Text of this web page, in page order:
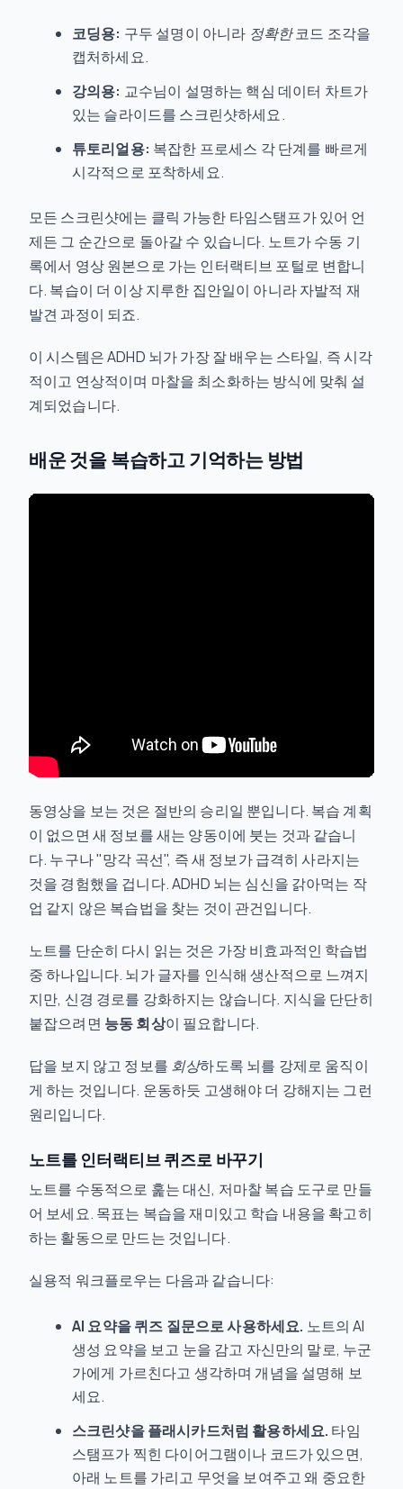
코딩용: 구두 설명이 아니라 정확한코드 조각을
캡처하세요.
강의용: 교수님이 설명하는 핵심 데이터 차트가
있는 슬라이드를 스크린샷하세요.
튜토리얼용: 복잡한 프로세스 각 단계를 빠르게
시각적으로 포착하세요.
모든 스크린샷에는 클릭 가능한 타임스탬프가 있어 언
제든 그 순간으로 돌아갈 수 있습니다. 노트가 수동 기
록에서 영상 원본으로 가는 인터랙티브 포털로 변합니
다. 복습이 더 이상 지루한 집안일이 아니라 자발적 재
발견 과정이 되죠.
이 시스템은 ADHD 뇌가 가장 잘 배우는 스타일, 즉 시각
적이고 연상적이며 마찰을 최소화하는 방식에 맞춰 설
계되었습니다.
배운 것을 복습하고 기억하는 방법
동영상을 보는 것은 절반의 승리일 뿐입니다. 복습 계획
이 없으면 새 정보를 새는 양동이에 붓는 것과 같습니
다. 누구나 "망각 곡선", 즉 새 정보가 급격히 사라지는
것을 경험했을 겁니다. ADHD 뇌는 심신을 갉아먹는 작
업 같지 않은 복습법을 찾는 것이 관건입니다.
노트를 단순히 다시 읽는 것은 가장 비효과적인 학습법
중 하나입니다. 뇌가 글자를 인식해 생산적으로 느껴지
지만, 신경 경로를 강화하지는 않습니다. 지식을 단단히
붙잡으려면 능동 회상이 필요합니다.
답을 보지 않고 정보를 회상하도록 뇌를 강제로 움직이
게 하는 것입니다. 운동하듯 고생해야 더 강해지는 그런
원리입니다.
노트를 인터랙티브 퀴즈로 바꾸기
노트를 수동적으로 훑는 대신, 저마찰 복습 도구로 만들
어 보세요. 목표는 복습을 재미있고 학습 내용을 확고히
하는 활동으로 만드는 것입니다.
실용적 워크플로우는 다음과 같습니다:
AI 요약을 퀴즈 질문으로 사용하세요. 노트의 AI
생성 요약을 보고 눈을 감고 자신만의 말로, 누군
가에게 가르친다고 생각하며 개념을 설명해 보
세요.
스크린샷을 플래시카드처럼 활용하세요. 타임
스탬프가 찍힌 다이어그램이나 코드가 있으면,
아래 노트를 가리고 무엇을 보여주고 왜 중요한